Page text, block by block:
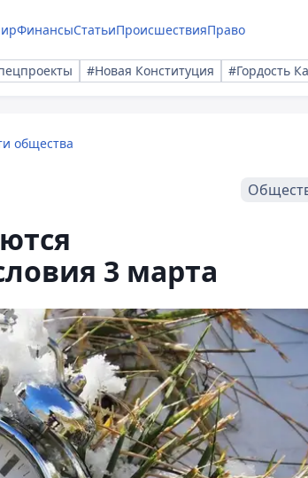
ФинансыСтатьиПроисшествияПраво
#Новая Конституция #Гордость
общества
3 марта